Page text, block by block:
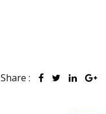
Share :